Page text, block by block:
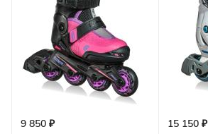
9 850 ₽
15 150 ₽